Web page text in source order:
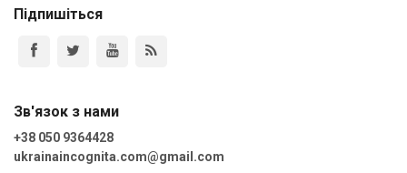
Підпишіться
Зв'язок з нами
+38 050 9364428
ukrainaincognita.com@gmail.com